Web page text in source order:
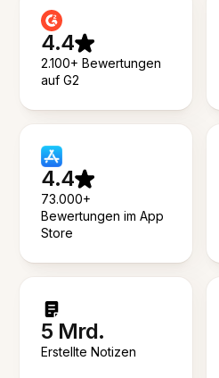
4.4
2.100+ Bewertungen
auf G2
4.4
73.000+
Bewertungen im App
Store
5 Mrd.
Erstellte Notizen